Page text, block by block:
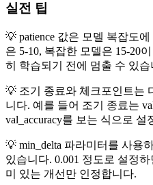
실전 팁
💡 patience 값은 모델 복잡도
은 5-10, 복잡한 모델은 15-20
히 학습되기 전에 멈출 수 있습
💡 조기 종료와 체크포인트는
니다. 예를 들어 조기 종료는
val_accuracy를 보는 식으로 설
💡 min_delta 파라미터를 사용
있습니다. 0.001 정도로 설정
미 있는 개선만 인정합니다.